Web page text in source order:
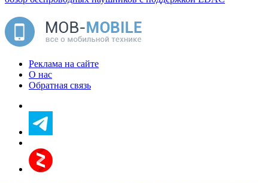
Реклама на сайте
О нас
Обратная связь